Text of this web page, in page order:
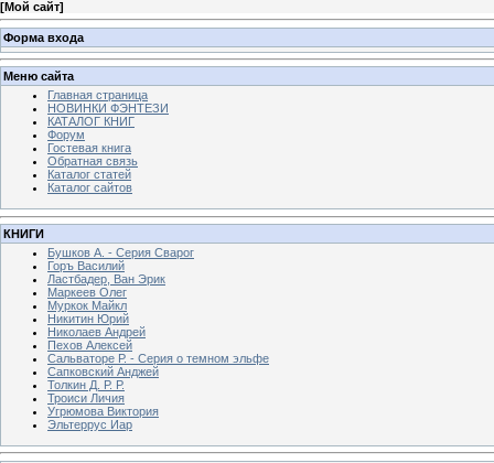
[Мой сайт]
Форма входа
Меню сайта
Главная страница
НОВИНКИ ФЭНТЕЗИ
КАТАЛОГ КНИГ
Форум
Гостевая книга
Обратная связь
Каталог статей
Каталог сайтов
КНИГИ
Бушков А. - Серия Сварог
Горъ Василий
Ластбадер, Ван Эрик
Маркеев Олег
Муркок Майкл
Никитин Юрий
Николаев Андрей
Пехов Алексей
Сальваторе Р. - Серия о темном эльфе
Сапковский Анджей
Толкин Д. Р. Р.
Троиси Личия
Угрюмова Виктория
Эльтеррус Иар